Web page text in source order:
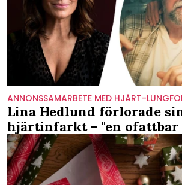
ANNONSSAMARBETE MED HJÄRT-
Lina Hedlund förlorade
hjärtinfarkt – "en ofattbar